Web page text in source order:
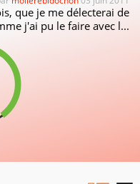
que je me délecterai de
j'ai pu le faire avec l...